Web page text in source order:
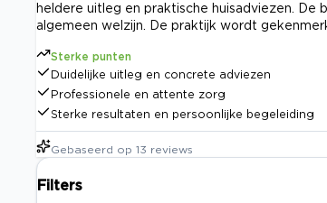
heldere uitleg en praktische huisadviezen.
algemeen welzijn. De praktijk wordt
Sterke punten
Duidelijke uitleg en concrete adviezen
Professionele en attente zorg
Sterke resultaten en persoonlijke begeleiding
Gebaseerd op 13 reviews
Filters